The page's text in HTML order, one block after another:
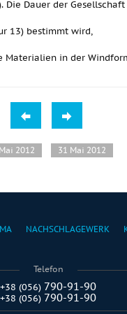
Die Dauer der Gesellschaft
13) bestimmt wird,
Materialien in der
2012 31 Mai 2012
NACHSCHLAGEWERK
Telefon
+38 (056) 790-91-90
+38 (056) 790-91-90